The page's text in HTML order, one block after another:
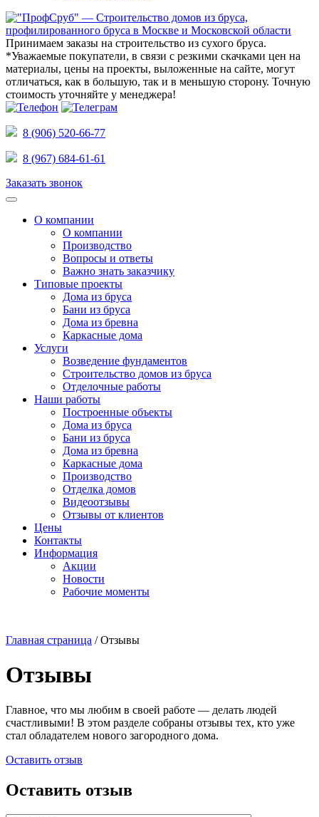
Принимаем заказы на строительство из сухого бруса.
*Уважаемые покупатели, в связи с резкими скачками цен на
материалы, цены на проекты, выложенные на сайте, могут
отличаться, как в большую, так и в меньшую сторону. Точную
стоимость уточняйте у менеджера!
8 (906) 520-66-77
8 (967) 684-61-61
Заказать звонок
О компании
О компании
Производство
Вопросы и ответы
Важно знать заказчику
Типовые проекты
Дома из бруса
Бани из бруса
Дома из бревна
Каркасные дома
Услуги
Возведение фундаментов
Строительство домов из бруса
Отделочные работы
Наши работы
Построенные объекты
Дома из бруса
Бани из бруса
Дома из бревна
Каркасные дома
Производство
Отделка домов
Видеоотзывы
Отзывы от клиентов
Цены
Контакты
Информация
Акции
Новости
Рабочие моменты
Главная страница /Отзывы
Отзывы
Главное, что мы любим в своей работе — делать людей
счастливыми! В этом разделе собраны отзывы тех, кто уже
стал обладателем нового загородного дома.
Оставить отзыв
Оставить отзыв